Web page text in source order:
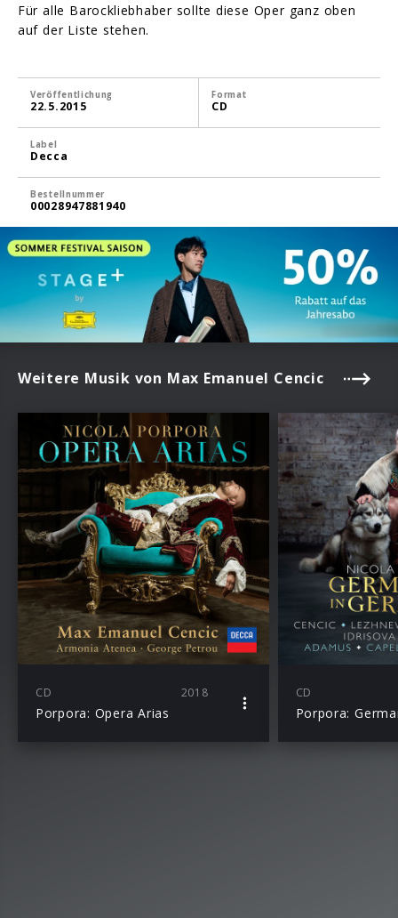
Für alle Barockliebhaber sollte diese Oper ganz oben
auf der Liste stehen.
Veröffentlichung
22.5.2015
Format
CD
Label
Decca
Bestellnummer
00028947881940
Weitere Musik von Max Emanuel Cencic
CD 2018
Porpora: Opera Arias
CD